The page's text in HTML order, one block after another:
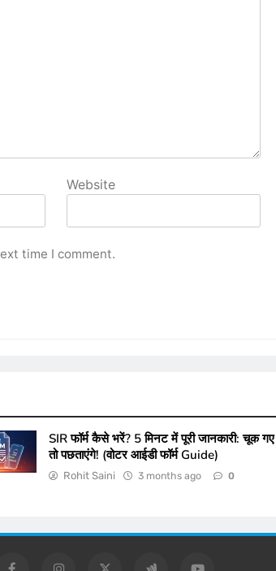
Website
time I comment.
SIR फॉर्म कैसे भरें? 5 मिनट में पूरी जानकारी: चूक गए
तो पछताएंगे! (वोटर आईडी फॉर्म Guide)
Rohit Saini 3 months ago 0